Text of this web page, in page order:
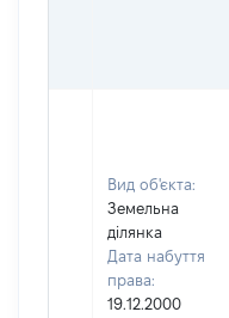
Вид об'єкта:
Земельна
ділянка
Дата набуття
права:
19.12.2000